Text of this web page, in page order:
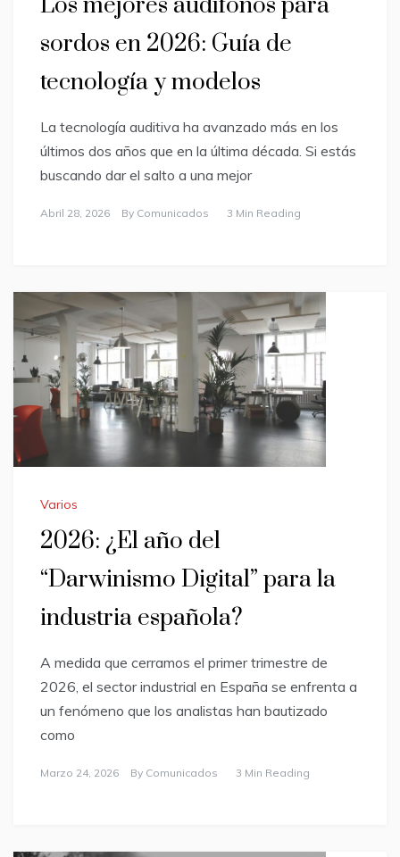
sordos en 2026: Guía de
tecnología y modelos
La tecnología auditiva ha avanzado más en los
últimos dos años que en la última década. Si estás
buscando dar el salto a una mejor
Abril 28, 2026 By Comunicados 3 Min Reading
Varios
2026: ¿El año del
“Darwinismo Digital” para la
industria española?
A medida que cerramos el primer trimestre de
2026, el sector industrial en España se enfrenta a
un fenómeno que los analistas han bautizado
como
Marzo 24, 2026 By Comunicados 3 Min Reading